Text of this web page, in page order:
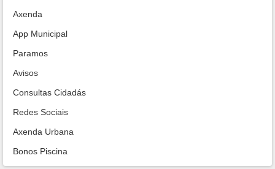
Axenda
App Municipal
Paramos
Avisos
Consultas Cidadás
Redes Sociais
Axenda Urbana
Bonos Piscina